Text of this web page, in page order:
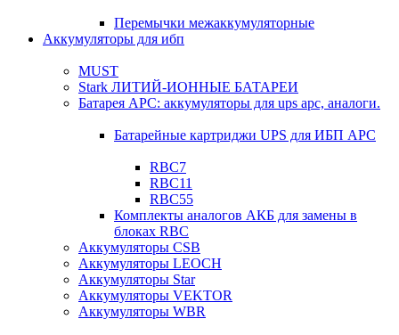
Перемычки межаккумуляторные
Аккумуляторы для ибп
MUST
Stark ЛИТИЙ-ИОННЫЕ БАТАРЕИ
Батарея APC: аккумуляторы для ups apc, аналоги.
Батарейные картриджи UPS для ИБП APC
RBC7
RBC11
RBC55
Комплекты аналогов АКБ для замены в
блоках RBC
Аккумуляторы CSB
Аккумуляторы LEOCH
Аккумуляторы Star
Аккумуляторы VEKTOR
Аккумуляторы WBR